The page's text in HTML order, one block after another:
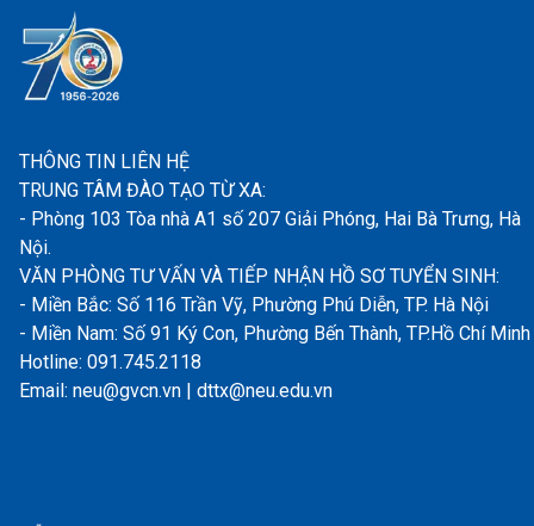
THÔNG TIN LIÊN HỆ
TRUNG TÂM ĐÀO TẠO TỪ XA:
- Phòng 103 Tòa nhà A1 số 207 Giải Phóng, Hai Bà Trưng, Hà
Nội.
VĂN PHÒNG TƯ VẤN VÀ TIẾP NHẬN HỒ SƠ TUYỂN SINH:
- Miền Bắc: Số 116 Trần Vỹ, Phường Phú Diễn, TP. Hà Nội
- Miền Nam: Số 91 Ký Con, Phường Bến Thành, TP.Hồ Chí Minh
Hotline: 091.745.2118
Email: neu@gvcn.vn | dttx@neu.edu.vn